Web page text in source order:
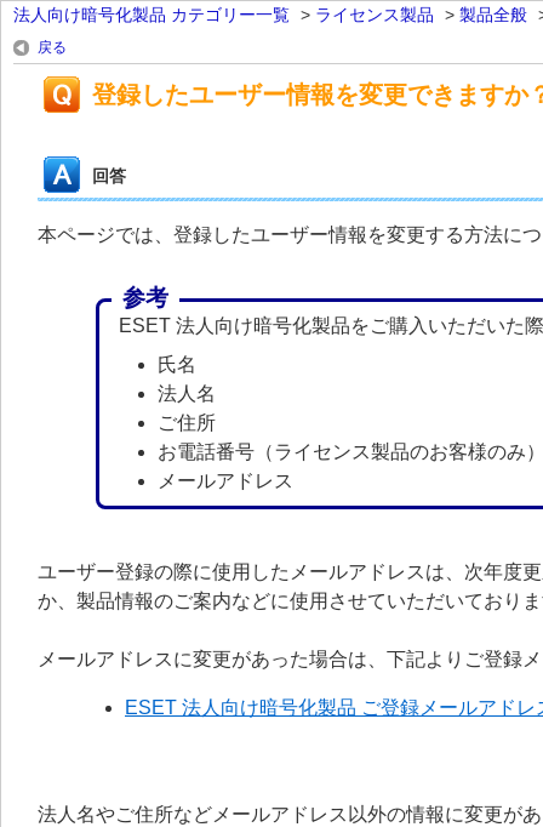
法人向け暗号化製品 カテゴリー一覧 > ライセンス製品 > 製品全般
戻る
登録したユーザー情報を変更できますか
回答
本ページでは、登録したユーザー情報を変更する方法に
参考
ESET 法人向け暗号化製品をご購入いただいた
氏名
法人名
ご住所
お電話番号（ライセンス製品のお客様のみ
メールアドレス
ユーザー登録の際に使用したメールアドレスは、次年度
か、製品情報のご案内などに使用させていただいており
メールアドレスに変更があった場合は、下記よりご登録
ESET 法人向け暗号化製品 ご登録メールアドレ
法人名やご住所などメールアドレス以外の情報に変更が